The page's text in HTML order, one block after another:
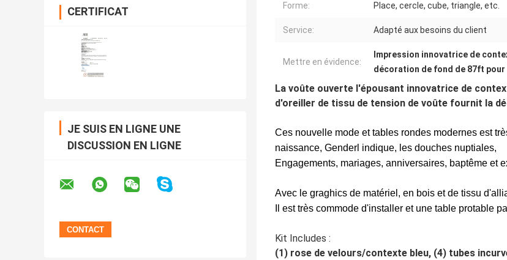
CERTIFICAT
JE SUIS EN LIGNE UNE
DISCUSSION EN LIGNE
Forme: Place, cercle, cube, triangle, etc.
Service: Adapté aux besoins du client
Mettre en évidence:
Impression innovatrice de
décoration de fond de 87ft
La voûte ouverte l'épousant innovatrice de
d'oreiller de tissu de tension de voûte fournit la
Ces nouvelle mode et tables rondes modernes est
naissance, Genderl indique, les douches nuptiales,
Engagements, mariages, anniversaires, baptême et
Avec le graghics de matériel, en bois et de tissu
Il est très commode d'installer et une table protable
Kit Includes :
(1) rose de velours/contexte bleu, (4) tubes